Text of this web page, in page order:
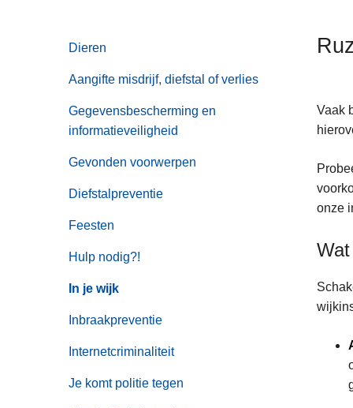
Dieren
Aangifte misdrijf, diefstal of verlies
Gegevensbescherming en
informatieveiligheid
Gevonden voorwerpen
Diefstalpreventie
Feesten
Hulp nodig?!
In je wijk
Inbraakpreventie
Internetcriminaliteit
Je komt politie tegen
Vaak
onze